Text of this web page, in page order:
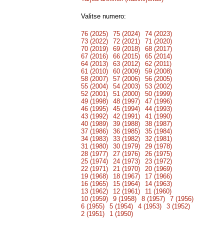
Valitse numero:
76 (2025) 75 (2024)
74 (2023)
73 (2022)
72 (2021)
71 (2020)
70 (2019)
69 (2018)
68 (2017)
67 (2016)
66 (2015)
65 (2014)
64 (2013)
63 (2012)
62 (2011)
61 (2010)
60 (2009)
59 (2008)
58 (2007)
57 (2006)
56 (2005)
55 (2004)
54 (2003)
53 (2002)
52 (2001)
51 (2000)
50 (1999)
49 (1998)
48 (1997)
47 (1996)
46 (1995)
45 (1994)
44 (1993)
43 (1992)
42 (1991)
41 (1990)
40 (1989)
39 (1988)
38 (1987)
37 (1986)
36 (1985)
35 (1984)
34 (1983)
33 (1982)
32 (1981)
31 (1980)
30 (1979)
29 (1978)
28 (1977)
27 (1976)
26 (1975)
25 (1974)
24 (1973)
23 (1972)
22 (1971)
21 (1970)
20 (1969)
19 (1968)
18 (1967)
17 (1966)
16 (1965)
15 (1964)
14 (1963)
13 (1962)
12 (1961)
11 (1960)
10 (1959)
9 (1958) 8 (1957)
7 (1956)
6 (1955)
5 (1954) 4 (1953)
3 (1952)
2 (1951)
1 (1950)